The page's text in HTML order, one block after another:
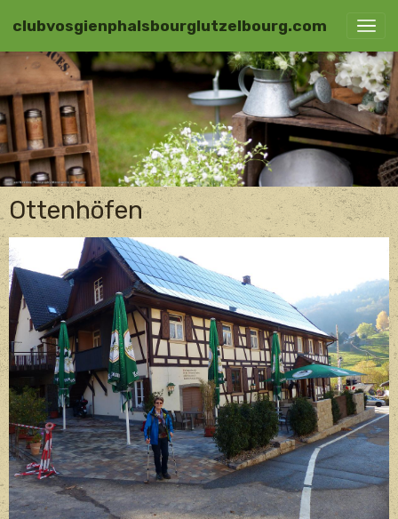
clubvosgienphalsbourglutzelbourg.com
Ottenhöfen